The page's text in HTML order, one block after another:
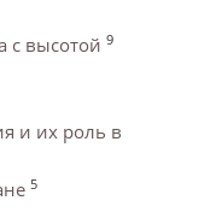
с высотой 9
и их роль в
5